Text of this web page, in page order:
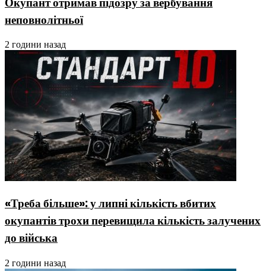
неповнолітньої
2 години назад
«Треба більше»: у липні кількість вбитих
окупантів трохи перевищила кількість залучених
до війська
2 години назад